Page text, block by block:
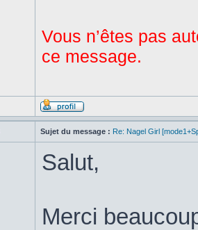
Vous n’êtes pas
ce message.
Sujet du message : Re: Nagel Girl
Salut,
Merci